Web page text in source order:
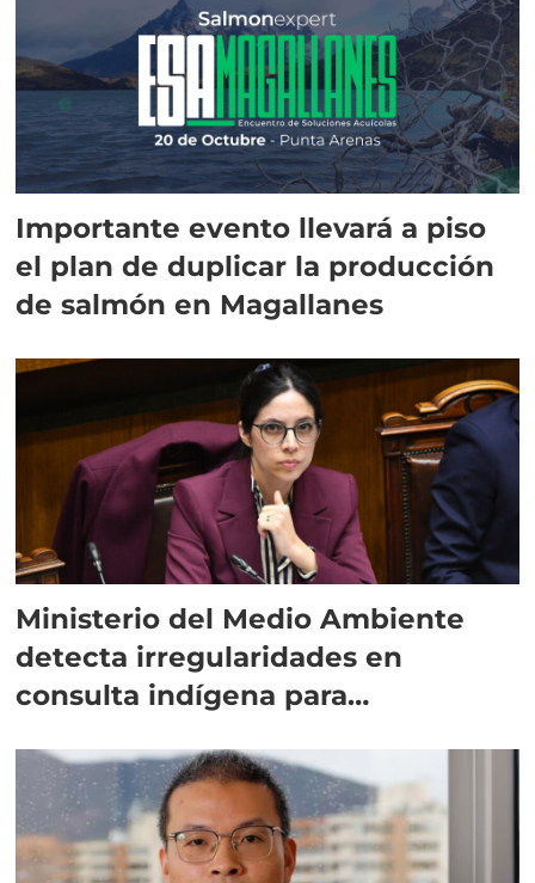
Importante evento llevará a piso
el plan de duplicar la producción
de salmón en Magallanes
Ministerio del Medio Ambiente
detecta irregularidades en
consulta indígena para